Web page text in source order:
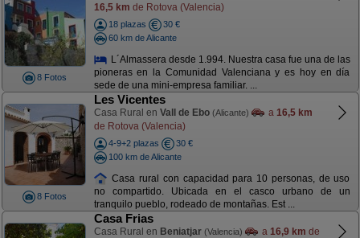
8 Fotos
16,5 km de Rotova (Valencia)
18 plazas
30 €
60 km de Alicante
L´Almassera desde 1.994. Nuestra casa fue una de las
pioneras en la Comunidad Valenciana y es hoy en día
sede de una mini-empresa familiar. ...
8 Fotos
Les Vicentes
Casa Rural en Vall de Ebo (Alicante) a 16,5 km
de Rotova (Valencia)
4-9+2 plazas
30 €
100 km de Alicante
Casa rural con capacidad para 10 personas, de uso
no compartido. Ubicada en el casco urbano de un
tranquilo pueblo, rodeado de montañas. Est ...
Casa Frias
Casa Rural en Beniatjar (Valencia) a 16,9 km de